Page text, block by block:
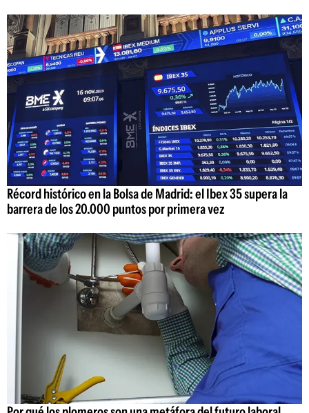
Récord histórico en la Bolsa de Madrid: el Ibex 35 supera la
barrera de los 20.000 puntos por primera vez